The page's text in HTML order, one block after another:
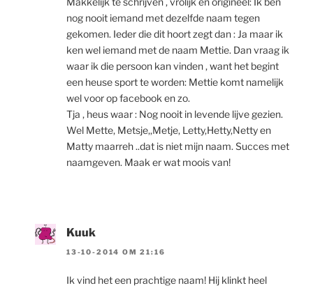
nog nooit iemand met dezelfde naam tegen
gekomen. Ieder die dit hoort zegt dan : Ja maar ik
ken wel iemand met de naam Mettie. Dan vraag ik
waar ik die persoon kan vinden , want het begint
een heuse sport te worden: Mettie komt namelijk
wel voor op facebook en zo.
Tja , heus waar : Nog nooit in levende lijve gezien.
Wel Mette, Metsje,,Metje, Letty,Hetty,Netty en
Matty maarreh ..dat is niet mijn naam. Succes met
naamgeven. Maak er wat moois van!
Kuuk
13-10-2014 OM 21:16
Ik vind het een prachtige naam! Hij klinkt heel